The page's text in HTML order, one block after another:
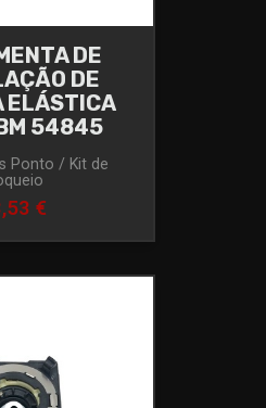
DE
DE
ELÁSTICA
54845
Ponto / Kit de
€